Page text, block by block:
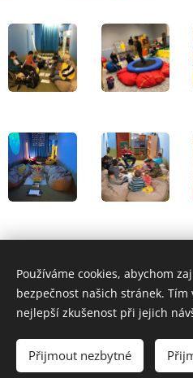
© Mateřská škola, Základní
Horská 160,
Powered by
American
Používáme cookies, abychom
bezpečnost našich stránek.
nejlepší zkušenost při jejich
Přijmout nezbytné